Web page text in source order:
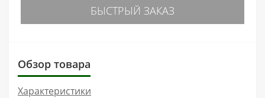
БЫСТРЫЙ ЗАКАЗ
Обзор товара
Характеристики